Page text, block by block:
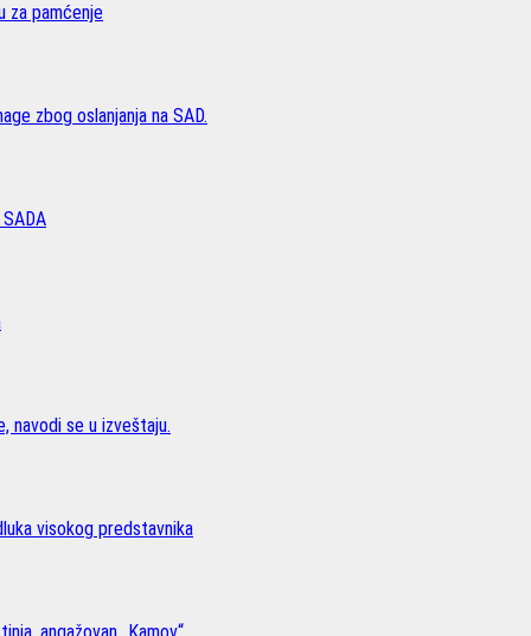
za pamćenje
zbog oslanjanja na SAD.
navodi se u izveštaju.
visokog predstavnika